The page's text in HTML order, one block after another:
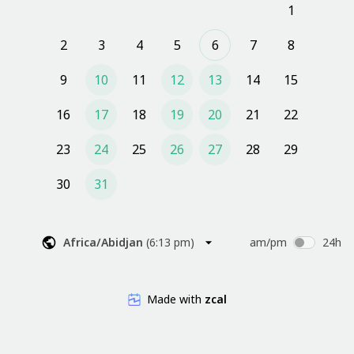
1
2
3 4 5 6 7
8
9
10 11 12 13 14
15
16
17 18 19 20 21
22
23
24 25 26 27 28
29
30
31
Africa/Abidjan (6:13 pm) am/pm 24h
Made with zcal